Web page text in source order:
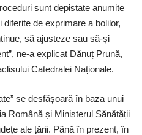
sunt depistate anumite
de exprimare a bolilor,
să ajusteze sau să-și
ne-a explicat Dănuț Prună,
Catedralei Naționale.
se desfășoară în baza unui
Română și Ministerul Sănătății
ale țării. Până în prezent, în